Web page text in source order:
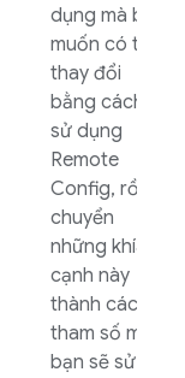
dụng mà bạn
muốn có thể
thay đổi
bằng cách
sử dụng
Remote
Config, rồi
chuyển
những khía
cạnh này
thành các
tham số mà
bạn sẽ sử